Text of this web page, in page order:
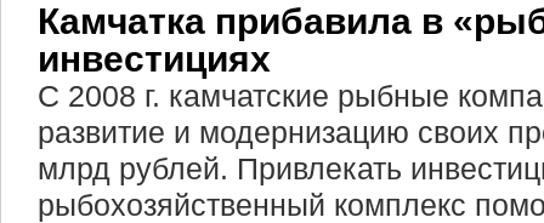
Камчатка прибавила в
инвестициях
С 2008 г. камчатские рыбные
развитие и модернизацию своих
млрд рублей. Привлекать
рыбохозяйственный комплекс